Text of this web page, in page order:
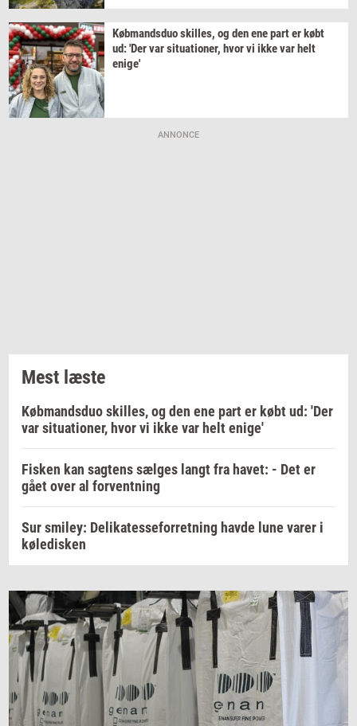
Køb­mands­duoskil­les, og den ene part er købt
ud: 'Der varsi­tu­a­tio­ner, hvor vi ikke var helt
enige'
ANNONCE
Mest læste
Købmandsduo skilles, og den ene part er købt ud: 'Der
var situationer, hvor vi ikke var helt enige'
Fisken kan sagtens sælges langt fra havet: - Det er
gået over al forventning
Sur smiley: Delikatesseforretning havde lune varer i
køledisken